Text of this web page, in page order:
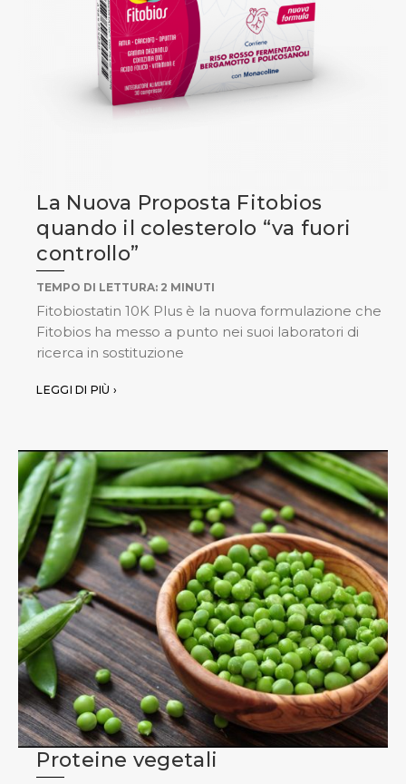
La Nuova Proposta Fitobios
quando il colesterolo “va fuori
controllo”
TEMPO DI LETTURA: 2 MINUTI
Fitobiostatin 10K Plus è la nuova formulazione che
Fitobios ha messo a punto nei suoi laboratori di
ricerca in sostituzione
LEGGI DI PIÙ ›
Proteine vegetali